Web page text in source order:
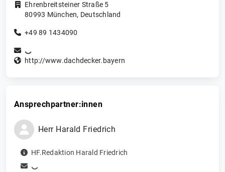
Ehrenbreitsteiner Straße 5
80993 München, Deutschland
+49 89 1434090
http://www.dachdecker.bayern
Ansprechpartner:innen
Herr Harald Friedrich
HF.Redaktion Harald Friedrich